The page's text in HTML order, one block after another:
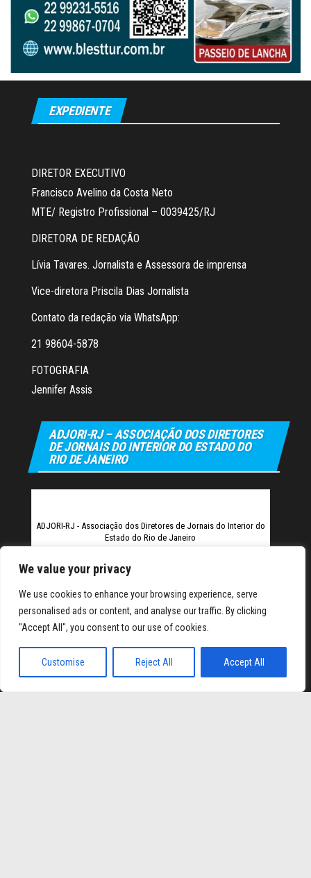
We value your privacy
We use cookies to enhance your browsing experience, serve
personalised ads or content, and analyse our traffic. By clicking
"Accept All", you consent to our use of cookies.
Customise Reject All Accept All
EXPEDIENTE
DIRETOR EXECUTIVO
Francisco Avelino da Costa Neto
MTE/ Registro Profissional – 0039425/RJ
DIRETORA DE REDAÇÃO
Lívia Tavares. Jornalista e Assessora de imprensa
Vice-diretora Priscila Dias Jornalista
Contato da redação via WhatsApp:
21 98604-5878
FOTOGRAFIA
Jennifer Assis
ADJORI-RJ – ASSOCIAÇÃO DOS DIRETORES
DE JORNAIS DO INTERIOR DO ESTADO DO
RIO DE JANEIRO
ADJORI-RJ - Associação dos Diretores de Jornais do Interior do
Estado do Rio de Janeiro
Elexbet Giris Bahis Siteleri